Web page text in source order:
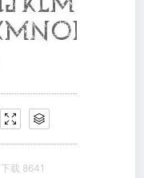
下载 8641